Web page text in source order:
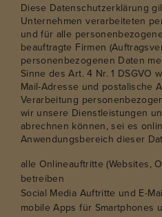
Diese Datenschutzerklärung
Unternehmen verarbeiteten
und für alle
beauftragte Firmen
personenbezogenen Daten
Sinne des Art. 4 Nr. 1 DSGVO
Mail-Adresse und postalische
Verarbeitung
wir unsere Dienstleistungen
abrechnen können, sei es
Anwendungsbereich dieser
alle Onlineauftritte (Websites,
betreiben
Social Media Auftritte und E-
mobile Apps für Smartphones